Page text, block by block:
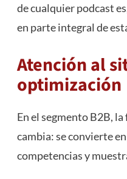
de cualquier podcast
en parte integral de
Atención al
optimización
En el segmento B2B,
cambia: se convierte
competencias y